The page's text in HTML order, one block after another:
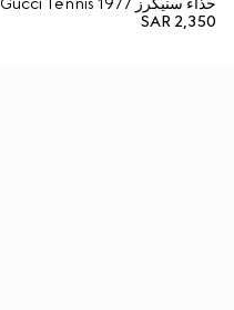
حذاء سنيكرز Gucci Tennis 1977 للنساء
SAR 2,350